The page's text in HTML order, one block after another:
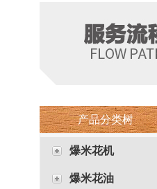
产品分类树
爆米花机
爆米花油